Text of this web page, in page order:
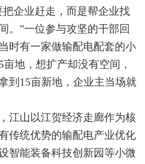
企业赶走，而是帮企业找
。”一位参与攻坚的干部回
时有一家做输配电配套的小
地，想扩产却没有空间，
到15亩新地，企业主当场就
山以江贺经济走廊作为核
传统优势的输配电产业优化
智能装备科技创新园等小微